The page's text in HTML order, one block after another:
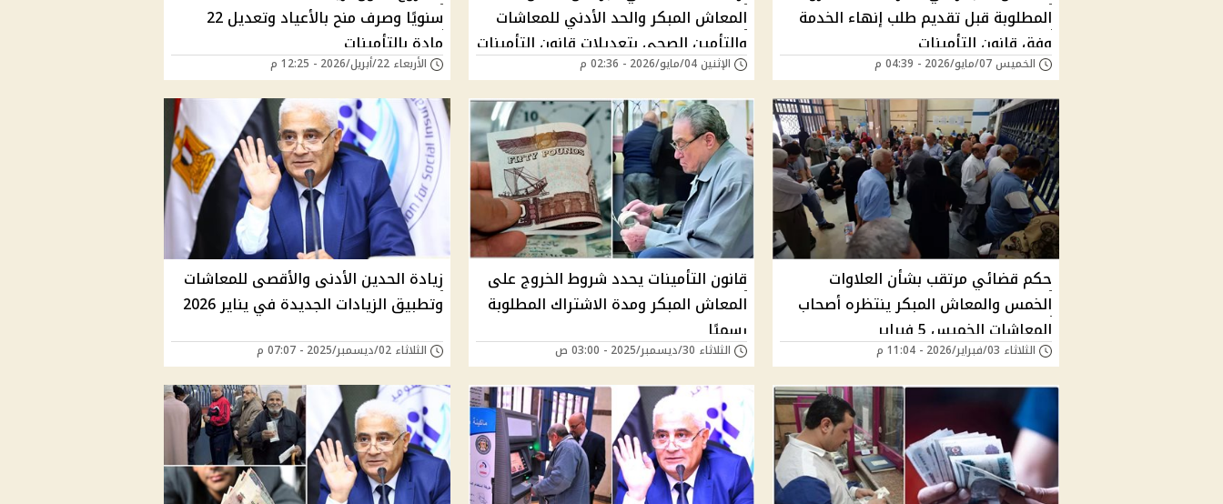
المطلوبة قبل تقديم طلب إنهاء الخدمة
وفق قانون التأمينات
الخميس 07/مايو/2026 - 04:39 م
المعاش المبكر والحد الأدني للمعاشات
والتأمين الصحي بتعديلات قانون التأمينات
الإثنين 04/مايو/2026 - 02:36 م
سنويًا وصرف منح بالأعياد وتعديل 22
مادة بالتأمينات
الأربعاء 22/أبريل/2026 - 12:25 م
حكم قضائي مرتقب بشأن العلاوات
الخمس والمعاش المبكر ينتظره أصحاب
المعاشات الخميس 5 فبراير
الثلاثاء 03/فبراير/2026 - 11:04 م
قانون التأمينات يحدد شروط الخروج على
المعاش المبكر ومدة الاشتراك المطلوبة
رسميًا
الثلاثاء 30/ديسمبر/2025 - 03:00 ص
زيادة الحدين الأدنى والأقصى للمعاشات
وتطبيق الزيادات الجديدة في يناير 2026
الثلاثاء 02/ديسمبر/2025 - 07:07 م